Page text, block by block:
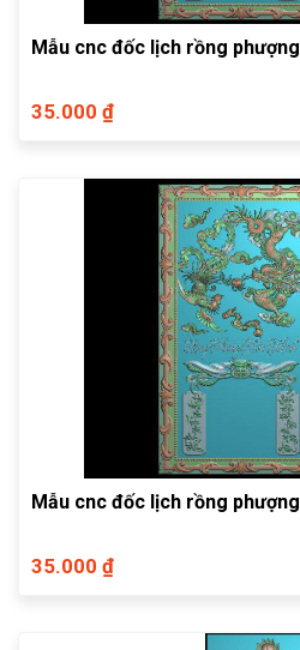
Mẫu cnc đốc lịch rồng phượng
35.000 ₫
Mẫu cnc đốc lịch rồng phượng
35.000 ₫